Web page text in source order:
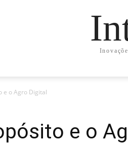
e o Agro Digital
e o